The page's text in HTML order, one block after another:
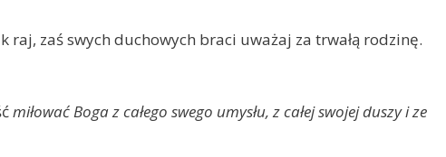
raj, zaś swych duchowych braci uważaj za trwałą rodzinę.
miłować Boga z całego swego umysłu, z całej swojej duszy i ze